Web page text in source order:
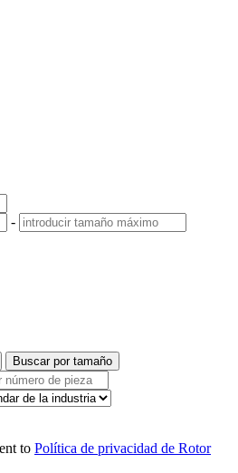
-
Buscar por tamaño
to Política de privacidad de Rotor